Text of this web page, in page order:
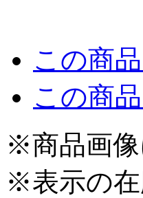
この商
この商
※商品画像
※表示の在